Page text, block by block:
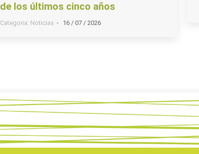
de los últimos cinco años
Categoria: Noticias 16 / 07 / 2026